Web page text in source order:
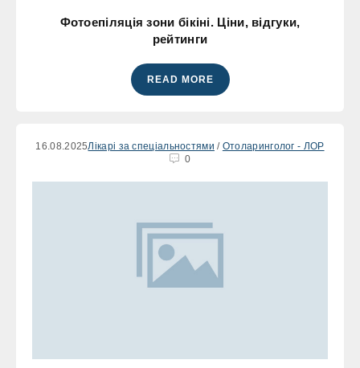
Фотоепіляція зони бікіні. Ціни, відгуки,
рейтинги
READ MORE
16.08.2025Лікарі за спеціальностями / Отоларинголог - ЛОР
0